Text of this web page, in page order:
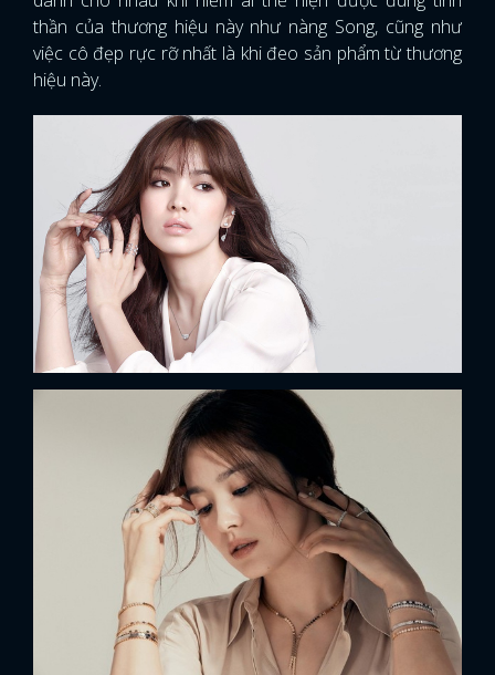
FACEBOOK GOOGLE
thần của thương hiệu này như nàng Song, cũng như
việc cô đẹp rực rỡ nhất là khi đeo sản phẩm từ thương
hiệu này.